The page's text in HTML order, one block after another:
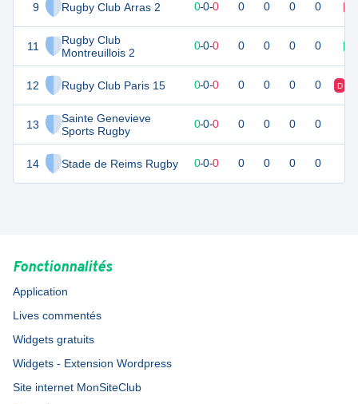
9 Rugby Club Arras 2
11
Rugby Club
Montreuillois 2
12 Rugby Club Paris 15
13
Sainte Genevieve
Sports Rugby
14 Stade de Reims Rugby
0 0-0-0 0 0 0 0
0-0-0 0 0 0 0
0 0-0-0 0 0 0 0 D
0 0-0-0 0 0 0 0
0 0 0-0-0 0 0 0 0
Fonctionnalités
Application
Lives commentés
Widgets gratuits
Widgets - Extension Wordpress
Site internet MonSiteClub